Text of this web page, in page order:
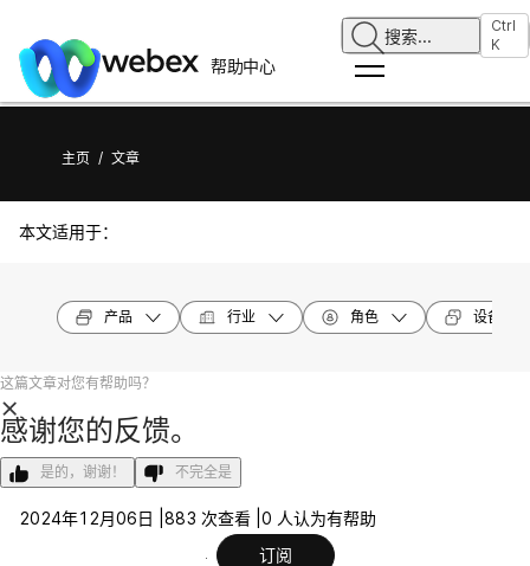
帮助中心
搜索...
Ctrl
K
主页 / 文章
本文适用于：
产品 行业 角色 设备型号
这篇文章对您有帮助吗？
感谢您的反馈。
是的，谢谢！ 不完全是
2024年12月06日 | 883 次查看 | 0 人认为有帮助
订阅